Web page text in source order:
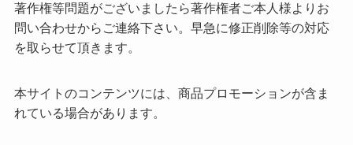
著作権等問題がございましたら著作権者ご本人様よりお
問い合わせからご連絡下さい。早急に修正削除等の対応
を取らせて頂きます。
本サイトのコンテンツには、商品プロモーションが含ま
れている場合があります。